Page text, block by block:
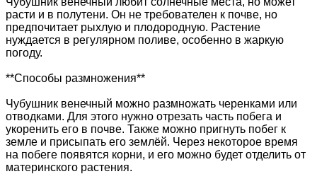
расти и в полутени. Он не требователен к почве, но
предпочитает рыхлую и плодородную. Растение
нуждается в регулярном поливе, особенно в жаркую
погоду.
**Способы размножения**
Чубушник венечный можно размножать черенками или
отводками. Для этого нужно отрезать часть побега и
укоренить его в почве. Также можно пригнуть побег к
земле и присыпать его землёй. Через некоторое время
на побеге появятся корни, и его можно будет отделить от
материнского растения.